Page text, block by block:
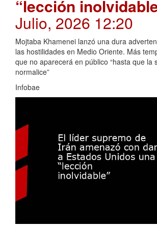
“lección
Julio, 2026 12:20
Mojtaba Khamenei lanzó una dura
las hostilidades en Medio Oriente. Más
que no aparecerá en público “hasta que la
normalice”
Infobae